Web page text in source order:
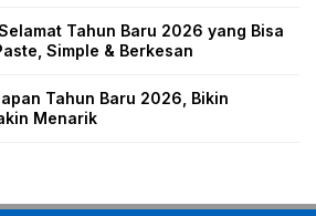
Tahun Baru 2026 yang Bisa
Simple & Berkesan
Tahun Baru 2026, Bikin
Menarik